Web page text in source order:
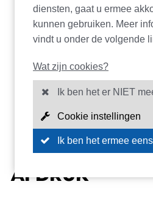
AFDRUK
diensten, gaat u ermee
kunnen gebruiken. Meer
vindt u onder de volgende
Wat zijn cookies?
Ik ben het er NIET
Cookie instellingen
Ik ben het ermee